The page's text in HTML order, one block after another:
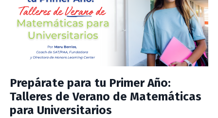
Prepárate para tu Primer Año:
Talleres de Verano de Matemáticas
para Universitarios